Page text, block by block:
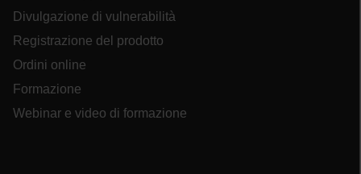
Divulgazione di vulnerabilità
Registrazione del prodotto
Ordini online
Formazione
Webinar e video di formazione
I cookie strettamente necessari consentono le